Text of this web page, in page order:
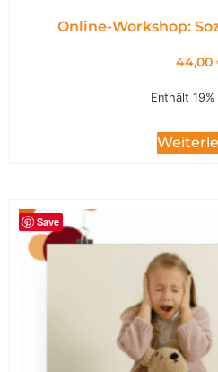
Online-Workshop:
44,00
Enthält 19%
Save